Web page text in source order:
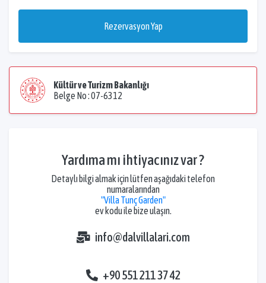
Rezervasyon Yap
Kültür ve Turizm Bakanlığı
Belge No : 07-6312
Yardıma mı ihtiyacınız var ?
Detaylı bilgi almak için lütfen aşağıdaki telefon
numaralarından
"Villa Tunç Garden"
ev kodu ile bize ulaşın.
info@dalvillalari.com
+90 551 211 37 42